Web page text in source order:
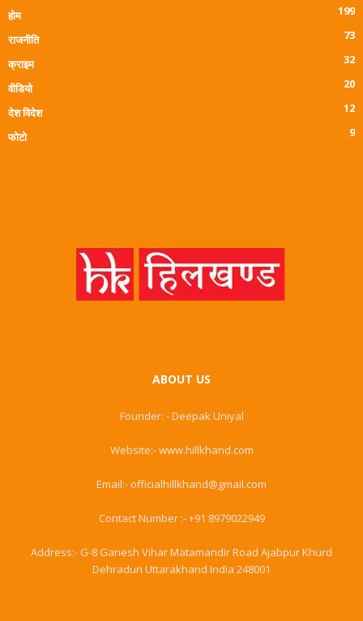
होम
199
राजनीति
73
क्राइम
32
वीडियो
20
देश विदेश
12
फोटो
9
ABOUT US
Founder: - Deepak Uniyal
Website:- www.hillkhand.com
Email:- officialhillkhand@gmail.com
Contact Number :- +91 8979022949
Address:- G-8 Ganesh Vihar Matamandir Road Ajabpur Khurd
Dehradun Uttarakhand India 248001